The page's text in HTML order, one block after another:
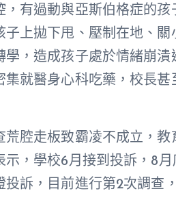
有過動與亞斯伯格症的
上拋下甩、壓制在地、
，造成孩子處於情緒崩潰
就醫身心科吃藥，校長甚
腔走板致霸凌不成立，教
，學校6月接到投訴，8
訴，目前進行第2次調查